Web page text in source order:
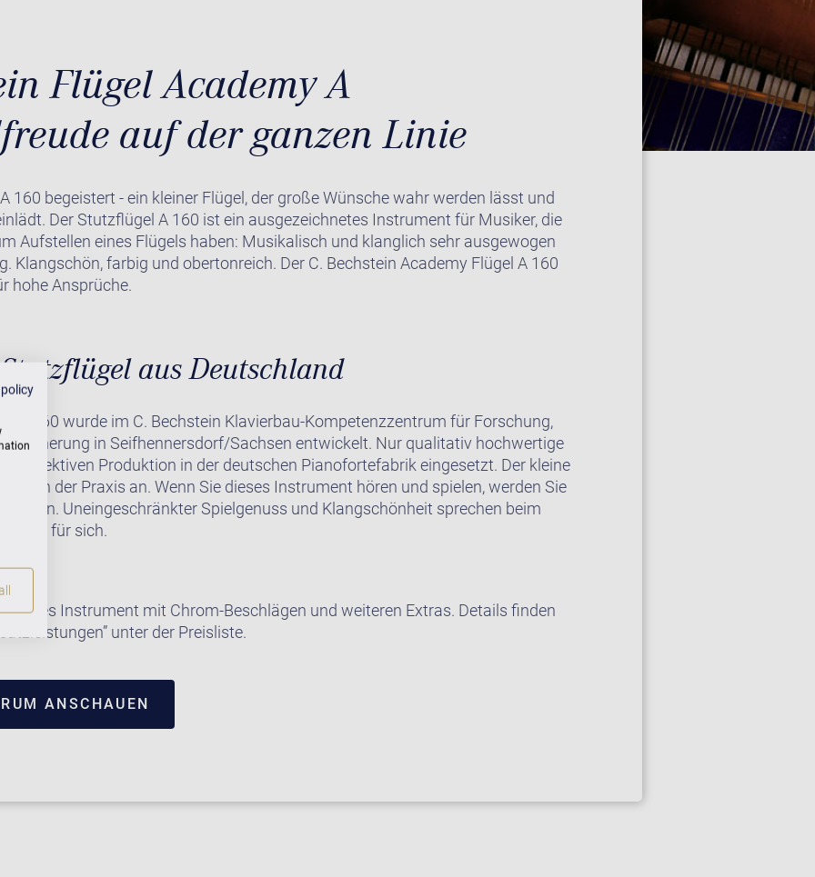
Flügel Academy A
auf der ganzen Linie
160 begeistert - ein kleiner Flügel, der große Wünsche wahr werden lässt und
Der Stutzflügel A 160 ist ein ausgezeichnetes Instrument für Musiker, die
Aufstellen eines Flügels haben: Musikalisch und klanglich sehr ausgewogen
Klangschön, farbig und obertonreich. Der C. Bechstein Academy Flügel A 160
hohe Ansprüche.
aus Deutschland
A 160 wurde im C. Bechstein Klavierbau-Kompetenzzentrum für Forschung,
in Seifhennersdorf/Sachsen entwickelt. Nur qualitativ hochwertige
effektiven Produktion in der deutschen Pianofortefabrik eingesetzt. Der kleine
in der Praxis an. Wenn Sie dieses Instrument hören und spielen, werden Sie
sein. Uneingeschränkter Spielgenuss und Klangschönheit sprechen beim
A 160 für sich.
dieses Instrument mit Chrom-Beschlägen und weiteren Extras. Details finden
unter der Preisliste.
ANSCHAUEN